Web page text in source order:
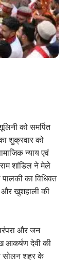
को समर्पित
शुक्रवार को
न्याय एवं
शांडिल ने मेले
का विधिवत
और खुशहाली की
और जन
आकर्षण देवी की
सोलन शहर के